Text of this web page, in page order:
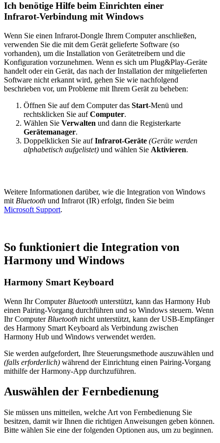
Ich benötige Hilfe beim Einrichten einer
Infrarot-Verbindung mit Windows
Wenn Sie einen Infrarot-Dongle Ihrem Computer anschließen,
verwenden Sie die mit dem Gerät gelieferte Software (so
vorhanden), um die Installation von Gerätetreibern und die
Konfiguration vorzunehmen. Wenn es sich um Plug&Play-Geräte
handelt oder ein Gerät, das nach der Installation der mitgelieferten
Software nicht erkannt wird, gehen Sie wie nachfolgend
beschrieben vor, um Probleme mit Ihrem Gerät zu beheben:
Öffnen Sie auf dem Computer das Start-Menü und
rechtsklicken Sie aufComputer.
Wählen Sie Verwalten und dann die Registerkarte
Gerätemanager.
Doppelklicken Sie aufInfrarot-Geräte (Geräte werden
alphabetisch aufgelistet) und wählen Sie Aktivieren.
Weitere Informationen darüber, wie die Integration von Windows
mit Bluetooth und Infrarot (IR) erfolgt, finden Sie beim
Microsoft Support.
So funktioniert die Integration von
Harmony und Windows
Harmony Smart Keyboard
Wenn Ihr Computer Bluetooth unterstützt, kann das Harmony Hub
einen Pairing-Vorgang durchführen und so Windows steuern. Wenn
Ihr Computer Bluetooth nicht unterstützt, kann der USB-Empfänger
des Harmony Smart Keyboard als Verbindung zwischen
Harmony Hub und Windows verwendet werden.
Sie werden aufgefordert, Ihre Steuerungsmethode auszuwählen und
(falls erforderlich) während der Einrichtung einen Pairing-Vorgang
mithilfe der Harmony-App durchzuführen.
Auswählen der Fernbedienung
Sie müssen uns mitteilen, welche Art von Fernbedienung Sie
besitzen, damit wir Ihnen die richtigen Anweisungen geben können.
Bitte wählen Sie eine der folgenden Optionen aus, um zu beginnen.